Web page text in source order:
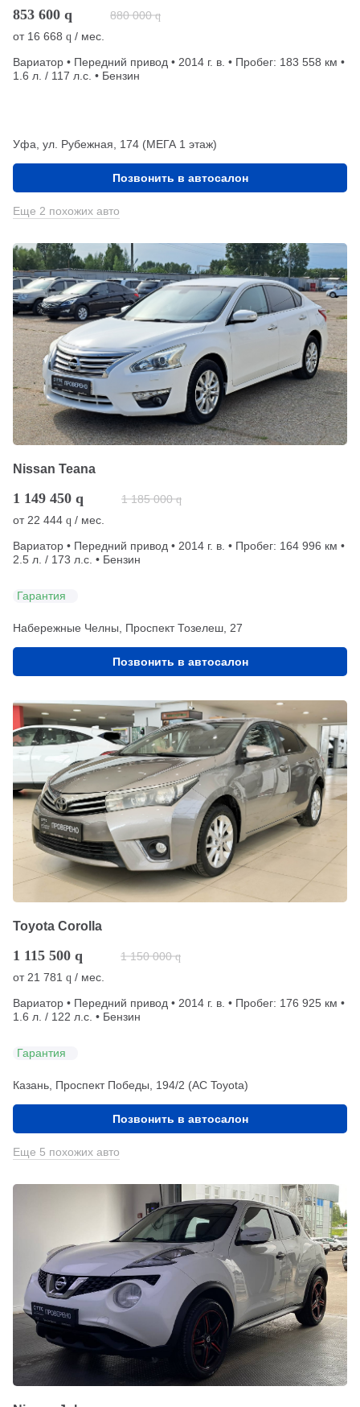
853 600 q 880 000 q
от 16 668 q / мес.
Вариатор • Передний привод • 2014 г. в. • Пробег: 183 558 км •
1.6 л. / 117 л.с. • Бензин
Уфа, ул. Рубежная, 174 (МЕГА 1 этаж)
Позвонить в автосалон
Еще 2 похожих авто
Nissan Teana
1 149 450 q 1 185 000 q
от 22 444 q / мес.
Вариатор • Передний привод • 2014 г. в. • Пробег: 164 996 км •
2.5 л. / 173 л.с. • Бензин
Гарантия
Набережные Челны, Проспект Тозелеш, 27
Позвонить в автосалон
Toyota Corolla
1 115 500 q 1 150 000 q
от 21 781 q / мес.
Вариатор • Передний привод • 2014 г. в. • Пробег: 176 925 км •
1.6 л. / 122 л.с. • Бензин
Гарантия
Казань, Проспект Победы, 194/2 (АС Toyota)
Позвонить в автосалон
Еще 5 похожих авто